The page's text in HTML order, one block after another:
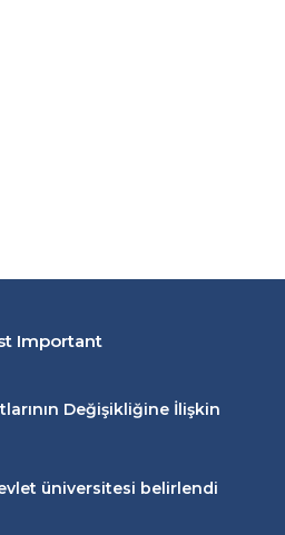
Important
Değişikliğine İlişkin
üniversitesi belirlendi